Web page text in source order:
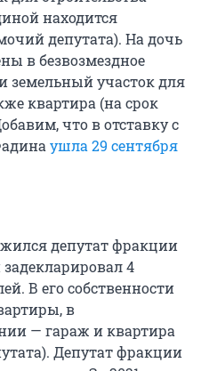
находится
депутата). На дочь
в безвозмездное
земельный участок для
квартира (на срок
что в отставку с
ушла 29 сентября
депутат фракции
4
В его собственности
в
— гараж и квартира
Депутат фракции